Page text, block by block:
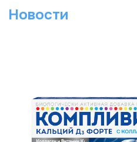
Новости